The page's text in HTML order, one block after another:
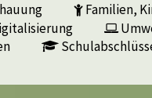
Familien,